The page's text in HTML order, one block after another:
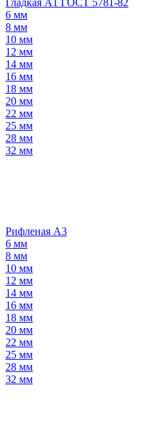
Гладкая А1 ГОСТ 5781-82
6 мм
8 мм
10 мм
12 мм
14 мм
16 мм
18 мм
20 мм
22 мм
25 мм
28 мм
32 мм
Рифленая А3
6 мм
8 мм
10 мм
12 мм
14 мм
16 мм
18 мм
20 мм
22 мм
25 мм
28 мм
32 мм